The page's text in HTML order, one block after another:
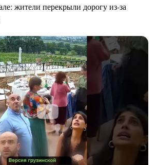
жители перекрыли дорогу из-за